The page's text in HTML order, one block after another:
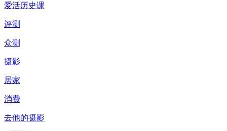
爱活历史课
评测
众测
摄影
居家
消费
去他的摄影